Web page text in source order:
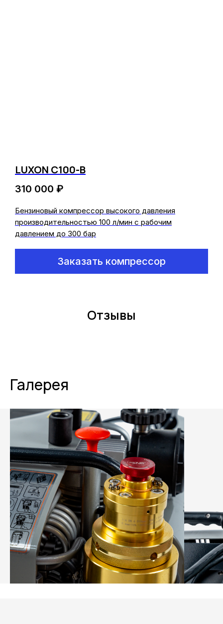
LUXON C100-B
310 000 ₽
Бензиновый компрессор высокого давления
производительностью 100 л/мин с рабочим
давлением до 300 бар
Заказать компрессор
Отзывы
Галерея